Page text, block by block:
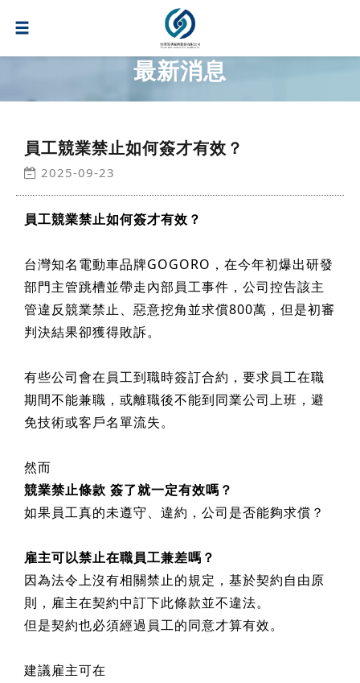
最新消息
員工競業禁止如何簽才有效？
2025-09-23
員工競業禁止如何簽才有效？
台灣知名電動車品牌GOGORO，在今年初爆出研發
部門主管跳槽並帶走內部員工事件，公司控告該主
管違反競業禁止、惡意挖角並求償800萬，但是初審
判決結果卻獲得敗訴。
有些公司會在員工到職時簽訂合約，要求員工在職
期間不能兼職，或離職後不能到同業公司上班，避
免技術或客戶名單流失。
然而
競業禁止條款 簽了就一定有效嗎？
如果員工真的未遵守、違約，公司是否能夠求償？
雇主可以禁止在職員工兼差嗎？
因為法令上沒有相關禁止的規定，基於契約自由原
則，雇主在契約中訂下此條款並不違法。
但是契約也必須經過員工的同意才算有效。
建議雇主可在